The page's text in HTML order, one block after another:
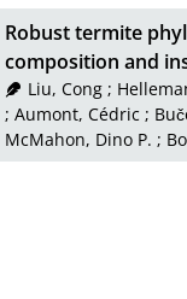
Robust termite
composition and
Liu, Cong;
; Aumont, Cédric ;
McMahon, Dino P. ;